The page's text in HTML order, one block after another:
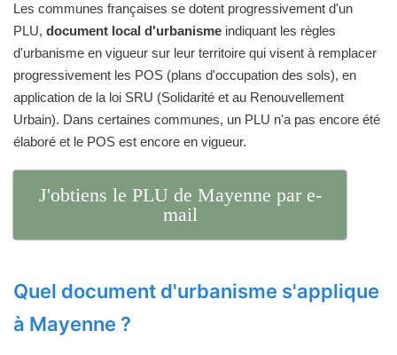
Les communes françaises se dotent progressivement d'un
PLU, document local d'urbanisme indiquant les règles
d'urbanisme en vigueur sur leur territoire qui visent à remplacer
progressivement les POS (plans d'occupation des sols), en
application de la loi SRU (Solidarité et au Renouvellement
Urbain). Dans certaines communes, un PLU n'a pas encore été
élaboré et le POS est encore en vigueur.
J'obtiens le PLU de Mayenne par e-
mail
Quel document d'urbanisme s'applique
à Mayenne ?